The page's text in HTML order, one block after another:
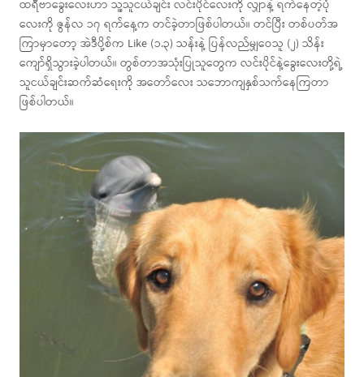
ထရီဗာခွေးလေးဟာ သူ့သူငယ်ချင်း လင်းပိုင်လေးကို လျှာနဲ့ ရက်နေတဲ့ပုံ
လေးကို ဇွန်လ ၁၇ ရက်နေ့က တင်ခဲ့တာဖြစ်ပါတယ်။ တင်ပြီး တစ်ပတ်အ
ကြာမှာတော့ အဲဒီပို့စ်က Like (၁.၃) သန်းနဲ့ ပြန်လည်မျှဝေသူ (၂) သိန်း
ကျော်ရှိသွားခဲ့ပါတယ်။ တွစ်တာအသုံးပြုသူတွေက လင်းပိုင်နဲ့ခွေးလေးတို့ရဲ့
သူငယ်ချင်းဆက်ဆံရေးကို အတော်လေး သဘောကျနှစ်သက်နေကြတာ
ဖြစ်ပါတယ်။